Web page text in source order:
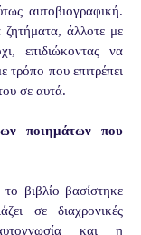
αυτοβιογραφική.
ζητήματα, άλλοτε με
επιδιώκοντας να
τρόπο που επιτρέπει
σε αυτά.
ποιημάτων που
βιβλίο βασίστηκε
σε διαχρονικές
και η